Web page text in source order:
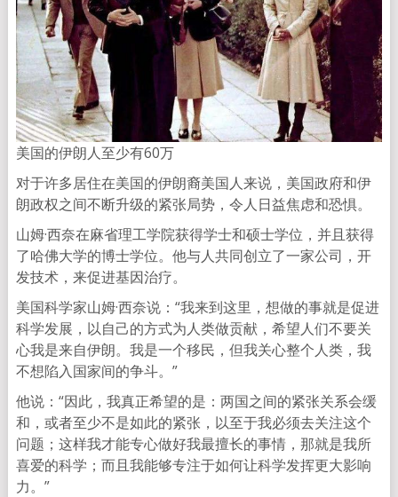
美国的伊朗人至少有60万
对于许多居住在美国的伊朗裔美国人来说，美国政府和伊
朗政权之间不断升级的紧张局势，令人日益焦虑和恐惧。
山姆·西奈在麻省理工学院获得学士和硕士学位，并且获得
了哈佛大学的博士学位。他与人共同创立了一家公司，开
发技术，来促进基因治疗。
美国科学家山姆·西奈说：“我来到这里，想做的事就是促进
科学发展，以自己的方式为人类做贡献，希望人们不要关
心我是来自伊朗。我是一个移民，但我关心整个人类，我
不想陷入国家间的争斗。”
他说：“因此，我真正希望的是：两国之间的紧张关系会缓
和，或者至少不是如此的紧张，以至于我必须去关注这个
问题；这样我才能专心做好我最擅长的事情，那就是我所
喜爱的科学；而且我能够专注于如何让科学发挥更大影响
力。”